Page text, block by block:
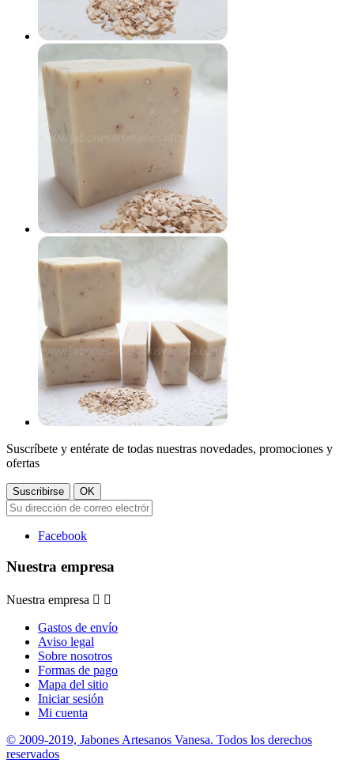
Suscríbete y entérate de todas nuestras novedades, promociones y
ofertas
Facebook
Nuestra empresa
Nuestra empresa  
Gastos de envío
Aviso legal
Sobre nosotros
Formas de pago
Mapa del sitio
Iniciar sesión
Mi cuenta
© 2009-2019, Jabones Artesanos Vanesa. Todos los derechos
reservados